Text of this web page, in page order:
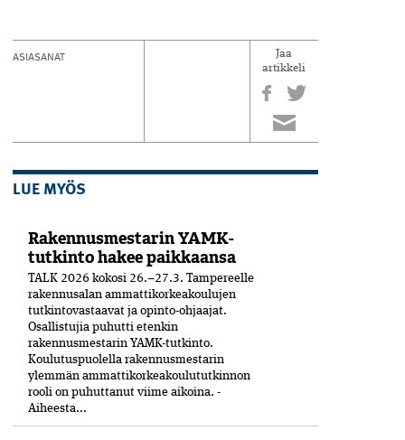
ASIASANAT
Jaa
artikkeli
LUE MYÖS
Rakennusmestarin YAMK-
tutkinto hakee paikkaansa
TALK 2026 kokosi 26.–27.3. Tampereelle
rakennusalan ammattikorkeakoulujen
tutkintovastaavat ja opinto-ohjaajat.
Osallistujia puhutti etenkin
rakennusmestarin YAMK-tutkinto.
Koulutuspuolella rakennusmestarin
ylemmän ammattikorkeakoulututkinnon
rooli on puhuttanut viime ­aikoina. ­
Aiheesta...